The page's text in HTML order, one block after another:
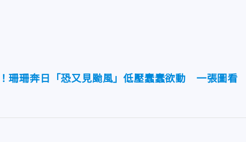
珊珊奔日「恐又見颱風」低壓蠢蠢欲動 一張圖看